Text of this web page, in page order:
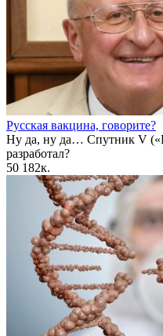
Русская вакцина, говорите?
Ну да, ну да… Спутник V
разработал?
50 182к.